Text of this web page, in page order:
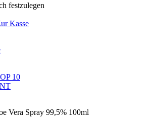
festzulegen
Kasse
10
Vera Spray 99,5% 100ml